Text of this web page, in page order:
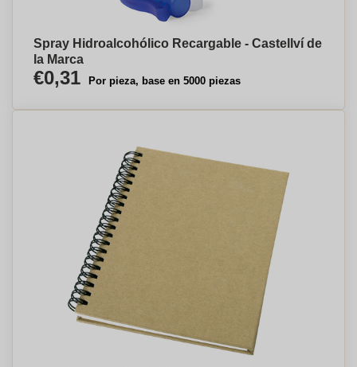
Spray Hidroalcohólico Recargable - Castellví de
la Marca
€0,31 Por pieza, base en 5000 piezas